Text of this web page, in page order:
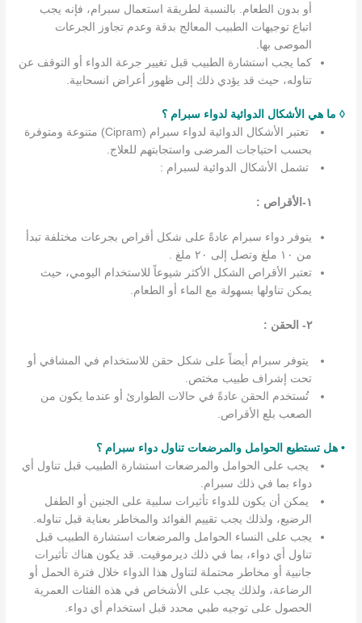
أو بدون الطعام. بالنسبة لطريقة استعمال سبرام، فإنه يجب
اتباع توجيهات الطبيب المعالج بدقة وعدم تجاوز الجرعات
الموصى بها.
كما يجب استشارة الطبيب قبل تغيير جرعة الدواء أو التوقف عن
تناوله، حيث قد يؤدي ذلك إلى ظهور أعراض انسحابية.
◊ ما هي الأشكال الدوائية لدواء سبرام ؟
تعتبر الأشكال الدوائية لدواء سبرام (Cipram) متنوعة ومتوفرة
بحسب احتياجات المرضى واستجابتهم للعلاج.
تشمل الأشكال الدوائية لسبرام :
١-الأقراص :
يتوفر دواء سبرام عادةً على شكل أقراص بجرعات مختلفة تبدأ
من ١٠ ملغ وتصل إلى ٢٠ ملغ .
تعتبر الأقراص الشكل الأكثر شيوعاً للاستخدام اليومي، حيث
يمكن تناولها بسهولة مع الماء أو الطعام.
٢- الحقن :
يتوفر سبرام أيضاً على شكل حقن للاستخدام في المشافي أو
تحت إشراف طبيب مختص.
تُستخدم الحقن عادةً في حالات الطوارئ أو عندما يكون من
الصعب بلع الأقراص.
• هل تستطيع الحوامل والمرضعات تناول دواء سبرام ؟
يجب على الحوامل والمرضعات استشارة الطبيب قبل تناول أي
دواء بما في ذلك سبرام.
يمكن أن يكون للدواء تأثيرات سلبية على الجنين أو الطفل
الرضيع، ولذلك يجب تقييم الفوائد والمخاطر بعناية قبل تناوله.
يجب على النساء الحوامل والمرضعات استشارة الطبيب قبل
تناول أي دواء، بما في ذلك ديرموفيت. قد يكون هناك تأثيرات
جانبية أو مخاطر محتملة لتناول هذا الدواء خلال فترة الحمل أو
الرضاعة، ولذلك يجب على الأشخاص في هذه الفئات العمرية
الحصول على توجيه طبي محدد قبل استخدام أي دواء.